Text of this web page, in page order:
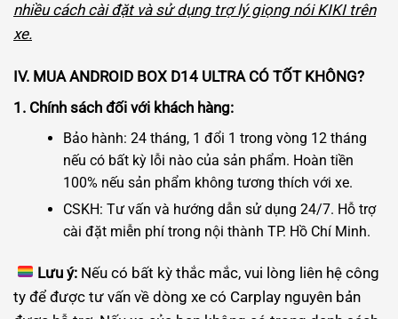
nhiều cách cài đặt và sử dụng trợ lý giọng nói KIKI trên
xe.
IV. MUA ANDROID BOX D14 ULTRA CÓ TỐT KHÔNG?
1. Chính sách đối với khách hàng:
Bảo hành: 24 tháng, 1 đổi 1 trong vòng 12 tháng
nếu có bất kỳ lỗi nào của sản phẩm. Hoàn tiền
100% nếu sản phẩm không tương thích với xe.
CSKH: Tư vấn và hướng dẫn sử dụng 24/7. Hỗ trợ
cài đặt miễn phí trong nội thành TP. Hồ Chí Minh.
Lưu ý: Nếu có bất kỳ thắc mắc, vui lòng liên hệ công
ty để được tư vấn về dòng xe có Carplay nguyên bản